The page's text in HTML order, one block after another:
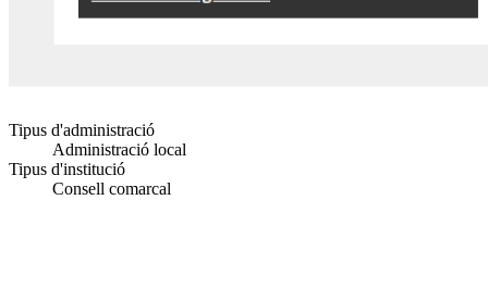
Tipus d'administració
Administració local
Tipus d'institució
Consell comarcal